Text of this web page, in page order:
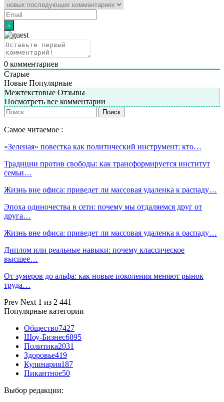
0 комментариев
Старые
Новые Популярные
Межтекстовые Отзывы
Посмотреть все комментарии
Самое читаемое :
«Зеленая» повестка как политический инструмент: кто…
Традиции против свободы: как трансформируется институт
семьи…
Жизнь вне офиса: приведет ли массовая удаленка к распаду…
Эпоха одиночества в сети: почему мы отдаляемся друг от
друга…
Жизнь вне офиса: приведет ли массовая удаленка к распаду…
Диплом или реальные навыки: почему классическое
высшее…
От зумеров до альфа: как новые поколения меняют рынок
труда…
Prev Next 1 из 2 441
Популярные категории
Общество7427
Шоу-Бизнес6895
Политика2031
Здоровье419
Кулинария187
Пикантное50
Выбор редакции: